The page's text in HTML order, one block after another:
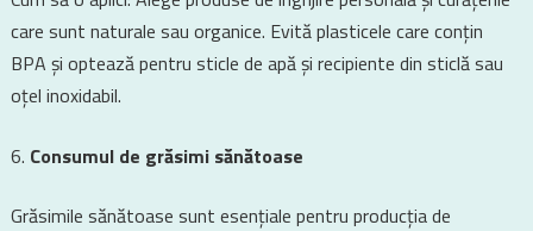
care sunt naturale sau organice. Evită plasticele care conțin
BPA și optează pentru sticle de apă și recipiente din sticlă sau
oțel inoxidabil.
Consumul de grăsimi sănătoase
Grăsimile sănătoase sunt esențiale pentru producția de